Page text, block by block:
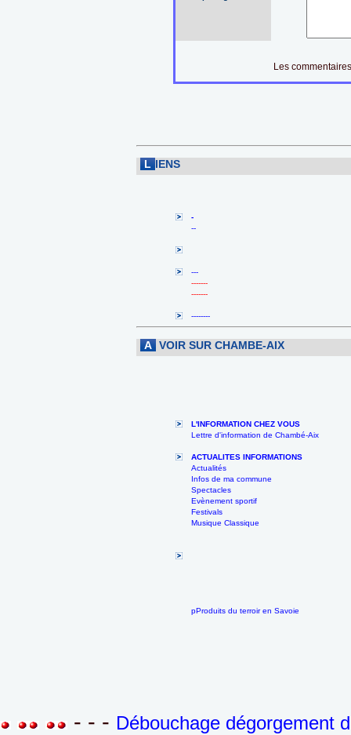
Les
L IENS
-
--
---
-------
-------
--------
A VOIR SUR CHAMBE-AIX
L'INFORMATION CHEZ VOUS
Lettre d'information de Chambé-Aix
ACTUALITES INFORMATIONS
Actualités
Infos de ma commune
Spectacles
Evènement sportif
Festivals
Musique Classique
pProduits du terroir en Savoie
- - - Débouchage dégorgement